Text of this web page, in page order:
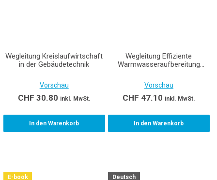
Wegleitung Kreislaufwirtschaft
in der Gebäudetechnik
Vorschau
CHF 30.80 inkl. MwSt.
In den Warenkorb
Wegleitung Effiziente
Warmwasseraufbereitung
Vorschau
CHF 47.10 inkl. MwSt.
In den Warenkorb
E-book
Deutsch